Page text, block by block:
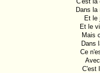
Dans
Et le
Et le
Mais
Dans
Ce
C'est